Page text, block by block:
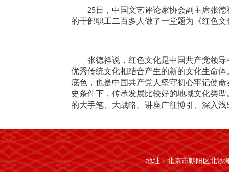
25日，中国文艺评论家协会副主席张
的干部职工二百多人做了一堂题为《红色
张德祥说，红色文化是中国共产党领
优秀传统文化相结合产生的新的文化生命
底色，也是中国共产党人坚守初心牢记使
史条件下，传承发展比较好的地域文化类
的大手笔、大战略。讲座广征博引、深入
25日晚， 七师胡杨河市第四届“戈壁
愿服务队的歌唱家侯丽娟献唱的歌曲《江
声。这首歌是当地领导特意挑选出来放在
地址：北京市朝阳区北沙